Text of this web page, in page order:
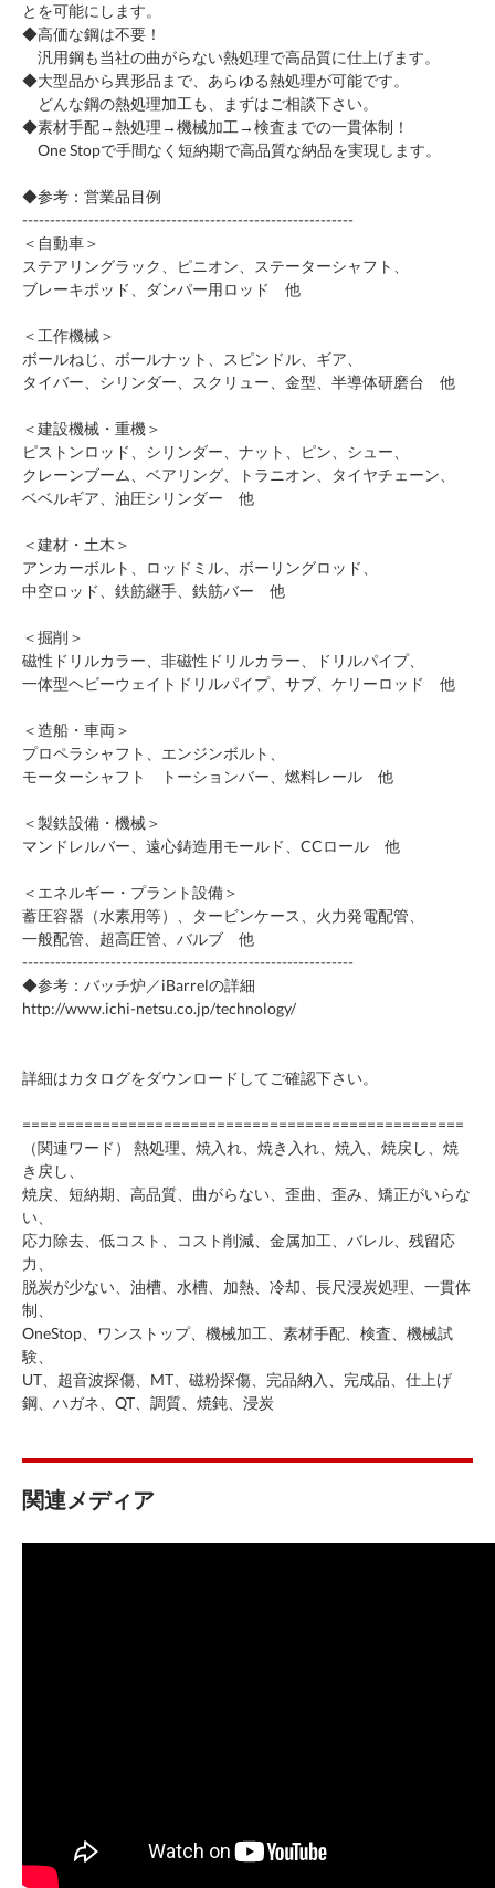
とを可能にします。
◆高価な鋼は不要！
汎用鋼も当社の曲がらない熱処理で高品質に仕上げます。
◆大型品から異形品まで、あらゆる熱処理が可能です。
どんな鋼の熱処理加工も、まずはご相談下さい。
◆素材手配→熱処理→機械加工→検査までの一貫体制！
One Stopで手間なく短納期で高品質な納品を実現します。
◆参考：営業品目例
------------------------------------------------------------
＜自動車＞
ステアリングラック、ピニオン、ステーターシャフト、
ブレーキポッド、ダンパー用ロッド 他
＜工作機械＞
ボールねじ、ボールナット、スピンドル、ギア、
タイバー、シリンダー、スクリュー、金型、半導体研磨台 他
＜建設機械・重機＞
ピストンロッド、シリンダー、ナット、ピン、シュー、
クレーンブーム、ベアリング、トラニオン、タイヤチェーン、
ベベルギア、油圧シリンダー 他
＜建材・土木＞
アンカーボルト、ロッドミル、ボーリングロッド、
中空ロッド、鉄筋継手、鉄筋バー 他
＜掘削＞
磁性ドリルカラー、非磁性ドリルカラー、ドリルパイプ、
一体型ヘビーウェイトドリルパイプ、サブ、ケリーロッド 他
＜造船・車両＞
プロペラシャフト、エンジンボルト、
モーターシャフト トーションバー、燃料レール 他
＜製鉄設備・機械＞
マンドレルバー、遠心鋳造用モールド、CCロール 他
＜エネルギー・プラント設備＞
蓄圧容器（水素用等）、タービンケース、火力発電配管、
一般配管、超高圧管、バルブ 他
------------------------------------------------------------
◆参考：バッチ炉／iBarrelの詳細
http://www.ichi-netsu.co.jp/technology/
詳細はカタログをダウンロードしてご確認下さい。
==================================================
（関連ワード） 熱処理、焼入れ、焼き入れ、焼入、焼戻し、焼
き戻し、
焼戻、短納期、高品質、曲がらない、歪曲、歪み、矯正がいらな
い、
応力除去、低コスト、コスト削減、金属加工、バレル、残留応
力、
脱炭が少ない、油槽、水槽、加熱、冷却、長尺浸炭処理、一貫体
制、
OneStop、ワンストップ、機械加工、素材手配、検査、機械試
験、
UT、超音波探傷、MT、磁粉探傷、完品納入、完成品、仕上げ
鋼、ハガネ、QT、調質、焼鈍、浸炭
関連メディア